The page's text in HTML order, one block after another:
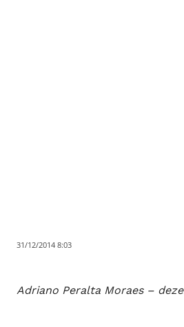
31/12/2014 8:03
Adriano Peralta Moraes –